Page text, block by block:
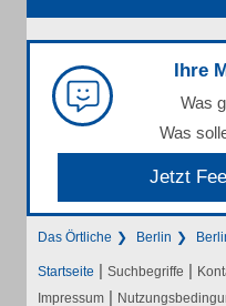
Ihre
Was
Was
Jetzt
Das Örtliche Berlin
Startseite | Suchbegriffe |
Impressum |